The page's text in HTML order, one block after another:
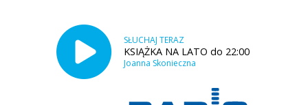
SŁUCHAJ TERAZ
KSIĄŻKA NA LATO do 22:00
Joanna Skonieczna